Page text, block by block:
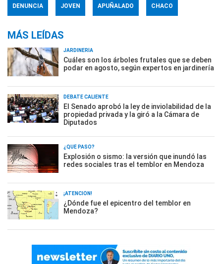
DENUNCIA JOVEN APUÑALADO CHACO
MÁS LEÍDAS
JARDINERÍA
Cuáles son los árboles frutales que se deben
podar en agosto, según expertos en jardinería
DEBATE CALIENTE
El Senado aprobó la ley de inviolabilidad de la
propiedad privada y la giró a la Cámara de
Diputados
¿QUÉ PASÓ?
Explosión o sismo: la versión que inundó las
redes sociales tras el temblor en Mendoza
¡ATENCIÓN!
¿Dónde fue el epicentro del temblor en
Mendoza?